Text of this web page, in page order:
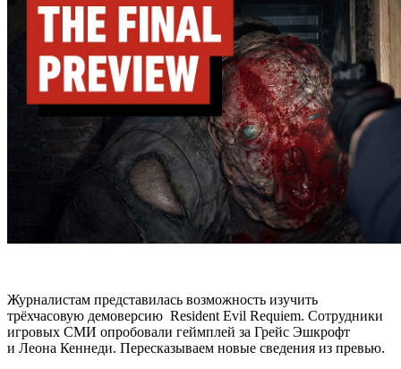
Журналистам представилась возможность изучить
трёхчасовую демоверсию Resident Evil Requiem. Сотрудники
игровых СМИ опробовали геймплей за Грейс Эшкрофт
и Леона Кеннеди. Пересказываем новые сведения из превью.